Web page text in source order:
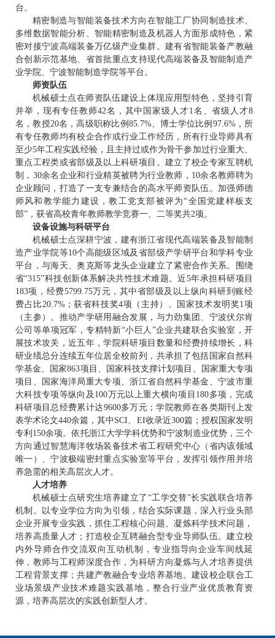
台。
精密制造与智能装备技术方向在智能工厂协同制造技术、
多维数据智能分析、智能精密制造及机器人方面形成特色，紧
密对接宁波高端装备万亿级产业集群。建有省智能装备产教融
合创新示范基地、省首批重点支持现代高端装备及智能制造产
业学院、宁波智能制造学院等平台。
师资队伍
机械硕士点在师资队伍建设上体现应用型特色，坚持引育
并举，现有专任教师42名，其中国家级人才1名、省级人才8
名，教授20名，高级职称比例85.7%、博士学位比例97.6%，所
有专任教师均有校企合作或行业工作经历，所有行业导师具有
至少5年工程实践经验，且主持过或作为骨干参加过行业重大、
重点工程类或省部级及以上科研项目。建立了校企专家互聘机
制，30余名企业和行业精英被聘为行业教师，10余名教师聘为
企业顾问，打造了一支专兼结合的高水平师资队伍。加强师德
师风和教学能力建设，教工党支部被评为“全国党建样板支
部”，获省高校青年教师教学竞赛一、二等奖共2项。
设备设施与科研平台
机械硕士点深耕宁波，建有浙江省现代高端装备及智能制
造产业学院等10个高能级区域及省部级产学研平台和学科专业
平台，与海天、奥克斯等龙头企业建立了紧密合作关系。围绕
省“315”科技创新体系解决共性技术难题。近5年承担科研项目
183项，经费5799.75万元，其中省部级及以上纵向科研到账经
费占比20.7%；获省科技奖4项（主持）、国家技术发明奖1项
（主参）。推动产学研用融合发展，与力劲集团、宁波伏尔肯
公司等单项冠军，专精特新“小巨人”企业共建联合实验室，开
展技术攻关，近五年，学院科研项目数量和经费持续增长，科
研业绩总分连续五年位居全校前列，共承担了包括国家自然科
学基金、国家863项目、国家科技支撑计划项目、国家重大专项
项目、国家海洋局重大专项、浙江省自然科学基金、宁波市重
大科技专项等纵向及100万元以上重大横向项目180多项，完成
科研项目总经费累计达9600多万元；学院教师在各类期刊上发
表学术论文440余篇，其中SCI、EI收录近300篇；授权国家发明
专利150余项。依托浙江大学学科优势和宁波制造业优势，三个
方向通过智慧海洋牧场装备技术省工程研究中心（省内该领域
唯一）、宁波极端密封重点实验室等平台，发挥引领作用并培
养急需的相关高层次人才。
人才培养
机械硕士点研究生培养建立了“工学交替”长实践联合培养
机制。以专业学位方向为引领，结合实际课题，深入行业头部
企业开展专业实践，抓住工程核心问题、凝炼科学技术问题，
培养高质量人才；打造校企互聘融合型专业导师队伍。建立校
内外导师合作交流双向互动机制，专业指导向企业车间线延
伸，教师与工程师深度合作，为科研方向凝炼与人才培养提供
工程背景支撑；共建产教融合专业培养基地。建设校企联合工
业场景级产业技术难题实践基地，整合行业产业优质教育资
源，培养高层次的实践创新型人才。